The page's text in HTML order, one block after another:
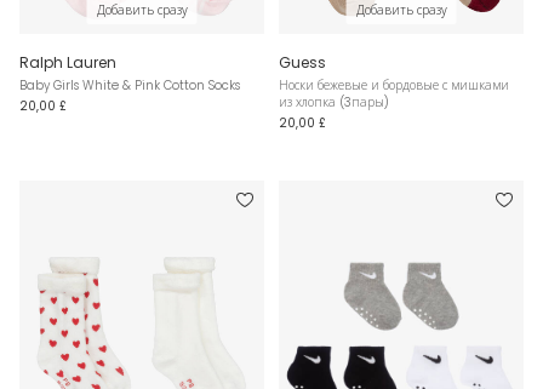
Добавить сразу
Ralph Lauren
Baby Girls White & Pink Cotton Socks
20,00 £
Добавить сразу
Guess
Носки бежевые и бордовые с мишками
из хлопка (3пары)
20,00 £